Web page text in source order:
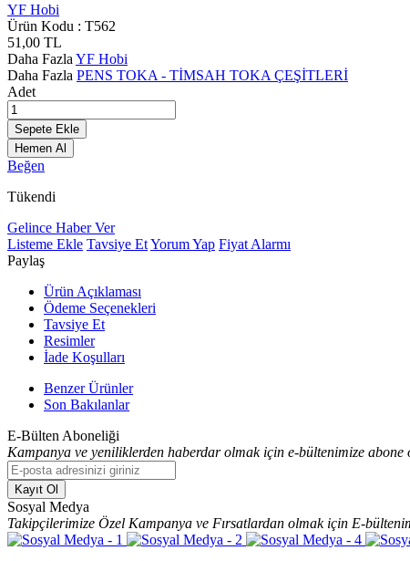
YF Hobi
Ürün Kodu : T562
51,00 TL
Daha Fazla YF Hobi
Daha Fazla PENS TOKA - TİMSAH TOKA ÇEŞİTLERİ
Adet
Sepete Ekle
Hemen Al
Beğen
Tükendi
Gelince Haber Ver
Listeme Ekle Tavsiye EtYorum Yap Fiyat Alarmı
Paylaş
Ürün Açıklaması
Ödeme Seçenekleri
Tavsiye Et
Resimler
İade Koşulları
Benzer Ürünler
Son Bakılanlar
E-Bülten Aboneliği
Kampanya ve yeniliklerden haberdar olmak için e-bültenimize abone
Kayıt Ol
Sosyal Medya
Takipçilerimize Özel Kampanya ve Fırsatlardan olmak için E-